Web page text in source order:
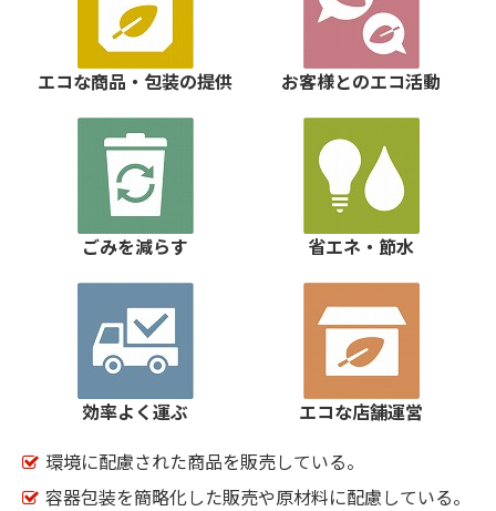
エコな商品・包装の提供 お客様とのエコ活動
ごみを減らす 省エネ・節水
効率よく運ぶ
エコな店舗運営
環境に配慮された商品を販売している。
容器包装を簡略化した販売や原材料に配慮している。